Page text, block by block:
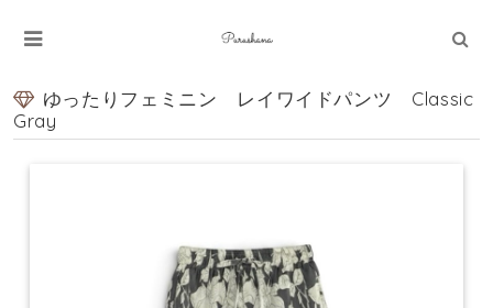
ゆったりフェミニン レイワイドパンツ Classic
Gray